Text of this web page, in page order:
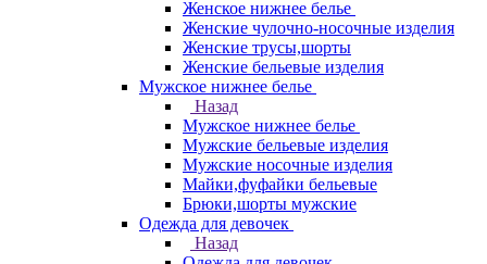
Женское нижнее белье
Женские чулочно-носочные изделия
Женские трусы,шорты
Женские бельевые изделия
Мужское нижнее белье
Назад
Мужское нижнее белье
Мужские бельевые изделия
Мужские носочные изделия
Майки,фуфайки бельевые
Брюки,шорты мужские
Одежда для девочек
Назад